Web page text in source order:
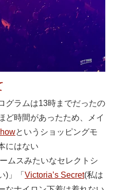
グラムは13時までだったの
ど時間があったため、メイ
というショッピングモ
にはない
ムスみたいなセレクトシ
)」「 Victoria’s Secret(私は